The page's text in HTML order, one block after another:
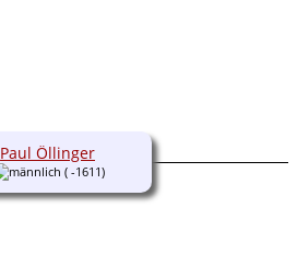
Paul Öllinger
( -1611)